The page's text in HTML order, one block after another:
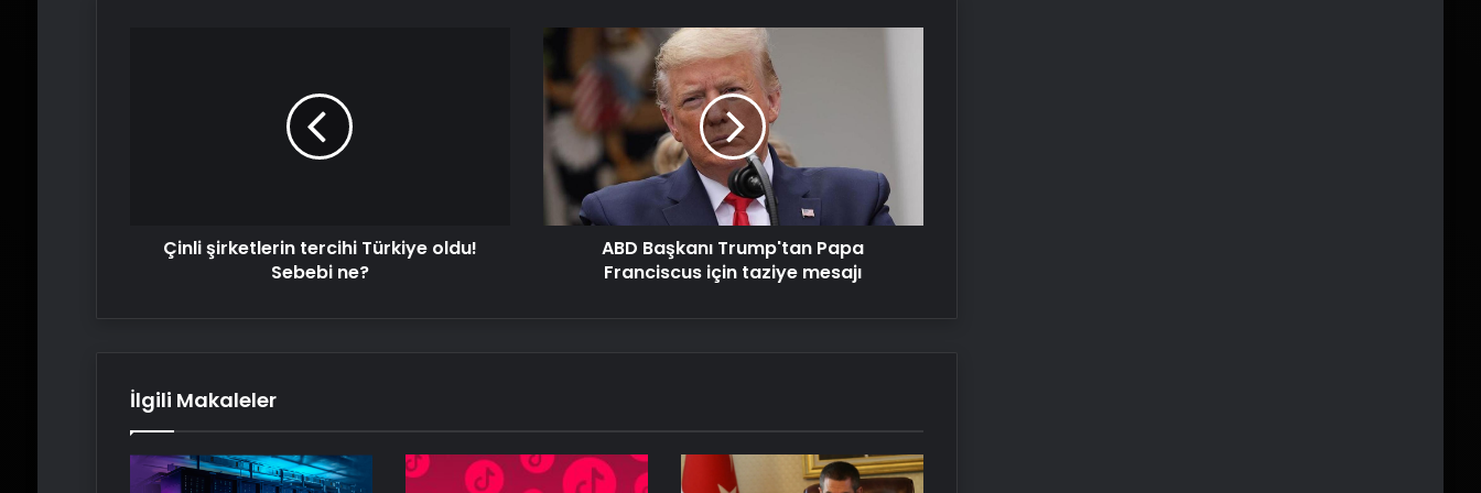
Bigo Elmas Bayi – Güvenli, Hızlı ve
Uygun Fiyatlı Elmas Satın Almanın
Yeni Adresi
Nişantaşı Üniversitesi’nden 2026 YKS
Adaylarına Çifte Güvence: Sabit
Ücret ve Kesintisiz Burs
Sanal Santral
Çinli şirketlerin tercihi Türkiye oldu!
Sebebi ne?
Başkanı
Trump'tan
Papa
Franciscus
için
taziye
mesajı
ABD Başkanı Trump'tan Papa
Franciscus için taziye mesajı
İlgili Makaleler